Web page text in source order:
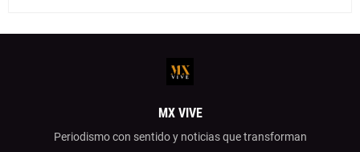
MX VIVE
Periodismo con sentido y noticias que transforman